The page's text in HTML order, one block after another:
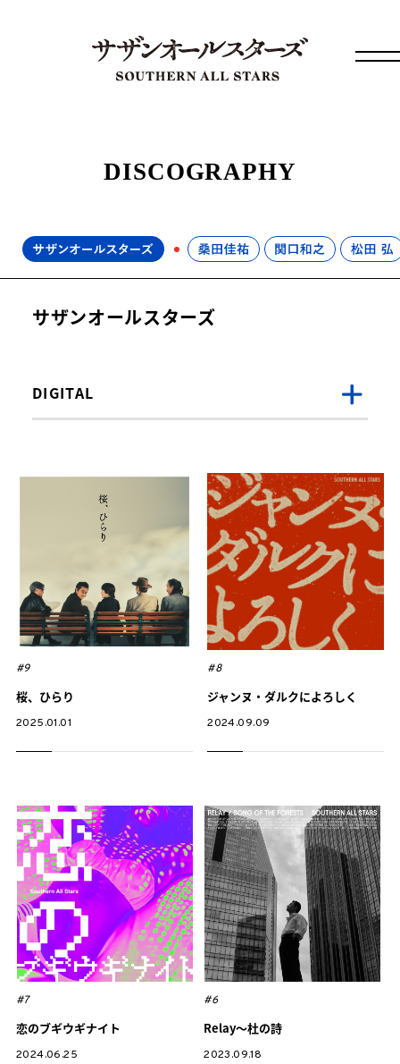
DISCOGRAPHY
サザンオールスターズ
DIGITAL
#9
桜、ひらり
2025.01.01
#8
ジャンヌ・ダルクによろしく
2024.09.09
#7
恋のブギウギナイト
2024.06.25
#6
Relay〜杜の詩
2023.09.18